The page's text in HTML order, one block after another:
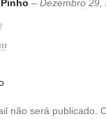
– Dezembro 29,
não será publicado.